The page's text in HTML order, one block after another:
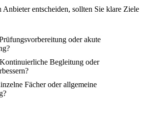
entscheiden, sollten Sie klare Ziele
oder akute
Kontinuierliche Begleitung oder
Fächer oder allgemeine